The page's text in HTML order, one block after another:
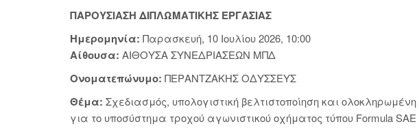
ΠΑΡΟΥΣΙΑΣΗ ΔΙΠΛΩΜΑΤΙΚΗΣ ΕΡΓΑΣΙΑΣ
Ημερομηνία: Παρασκευή, 10 Ιουλίου 2026, 10:00
Αίθουσα: ΑΙΘΟΥΣΑ ΣΥΝΕΔΡΙΑΣΕΩΝ ΜΠΔ
Ονοματεπώνυμο: ΠΕΡΑΝΤΖΑΚΗΣ ΟΔΥΣΣΕΥΣ
Θέμα: Σχεδιασμός, υπολογιστική βελτιστοποίηση και
για το υποσύστημα τροχού αγωνιστικού οχήματος τύπου Formula SAE